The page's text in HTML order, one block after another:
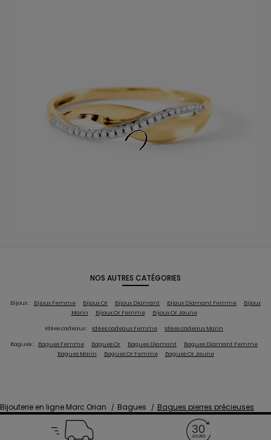
NOS AUTRES CATÉGORIES
Bijoux : Bijoux Femme Bijoux Or Bijoux Diamant Bijoux Diamant Femme
Bijoux
Marin
Bijoux Or Femme Bijoux Or Jaune
Idées cadeaux : Idées cadeaux Femme Idées cadeaux Marin
Bagues : Bagues Femme Bagues Or Bagues Diamant
Bagues Diamant Femme
Bagues Marin
Bagues Or Femme Bagues Or Jaune
Bijouterie en ligne Marc Orian Bagues Bagues pierres précieuses